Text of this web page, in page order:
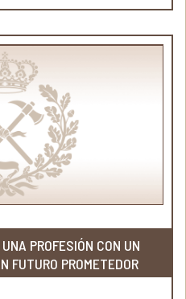
PROFESIÓN CON UN
FUTURO PROMETEDOR